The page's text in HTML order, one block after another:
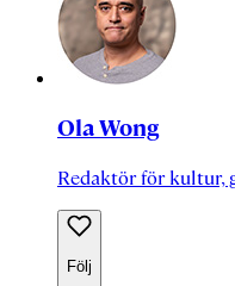
Ola Wong
Redaktör för kultur,
Följ